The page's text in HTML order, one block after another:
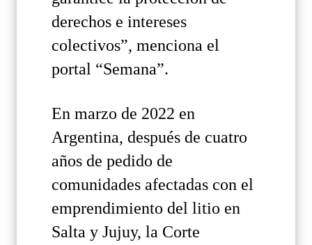
derechos e intereses
colectivos”, menciona el
portal “Semana”.
En marzo de 2022 en
Argentina, después de cuatro
años de pedido de
comunidades afectadas con el
emprendimiento del litio en
Salta y Jujuy, la Corte